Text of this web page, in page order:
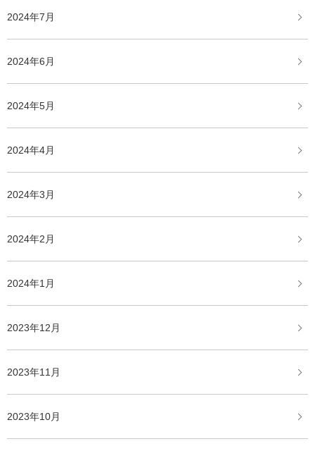
2024年7月
2024年6月
2024年5月
2024年4月
2024年3月
2024年2月
2024年1月
2023年12月
2023年11月
2023年10月